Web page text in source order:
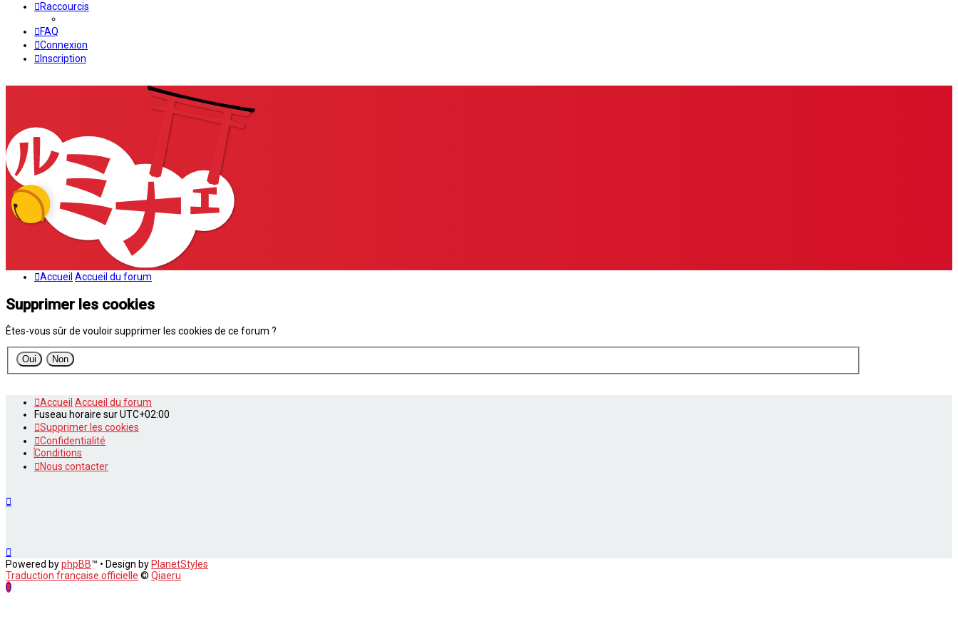
Raccourcis
FAQ
Connexion
Inscription
Accueil Accueil du forum
Supprimer les cookies
Êtes-vous sûr de vouloir supprimer les cookies de ce forum ?
Accueil Accueil du forum
Fuseau horaire surUTC+02:00
Supprimer les cookies
Confidentialité
Conditions
Nous contacter
Powered byphpBB™ • Design by PlanetStyles
Traduction française officielle © Qiaeru